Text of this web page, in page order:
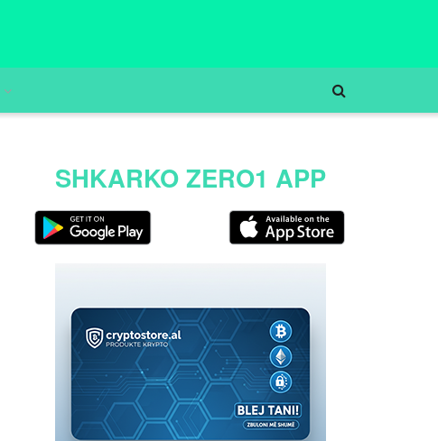
SHKARKO ZERO1 APP